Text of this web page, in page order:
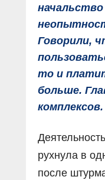
Говорили,
то и
больше.
комплексов.
рухнула в
после